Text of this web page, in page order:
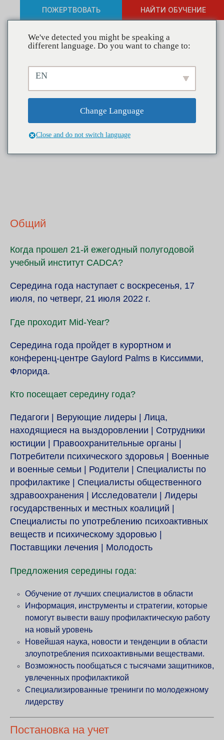
ПОЖЕРТВОВАТЬ НАЙТИ ОБУЧЕНИЕ
Часто задаваемые
вопросы
Общий
Когда прошел 21-й ежегодный полугодовой
учебный институт CADCA?
Середина года наступает с воскресенья, 17
июля, по четверг, 21 июля 2022 г.
Где проходит Mid-Year?
Середина года пройдет в курортном и
конференц-центре Gaylord Palms в Киссимми,
Флорида.
Кто посещает середину года?
Педагоги | Верующие лидеры | Лица,
находящиеся на выздоровлении | Сотрудники
юстиции | Правоохранительные органы |
Потребители психического здоровья | Военные
и военные семьи | Родители | Специалисты по
профилактике | Специалисты общественного
здравоохранения | Исследователи | Лидеры
государственных и местных коалиций |
Специалисты по употреблению психоактивных
веществ и психическому здоровью |
Поставщики лечения | Молодость
Предложения середины года:
Обучение от лучших специалистов в области
Информация, инструменты и стратегии, которые
помогут вывести вашу профилактическую работу
на новый уровень
Новейшая наука, новости и тенденции в области
злоупотребления психоактивными веществами.
Возможность пообщаться с тысячами защитников,
увлеченных профилактикой
Специализированные тренинги по молодежному
лидерству
Постановка на учет
We've detected you might be speaking a
different language. Do you want to change to:
EN
Change Language
Close and do not switch language